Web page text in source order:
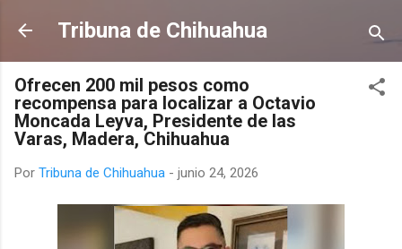
Ir al contenido principal
Tribuna de Chihuahua
Ofrecen 200 mil pesos como
recompensa para localizar a Octavio
Moncada Leyva, Presidente de las
Varas, Madera, Chihuahua
Por Tribuna de Chihuahua - junio 24, 2026